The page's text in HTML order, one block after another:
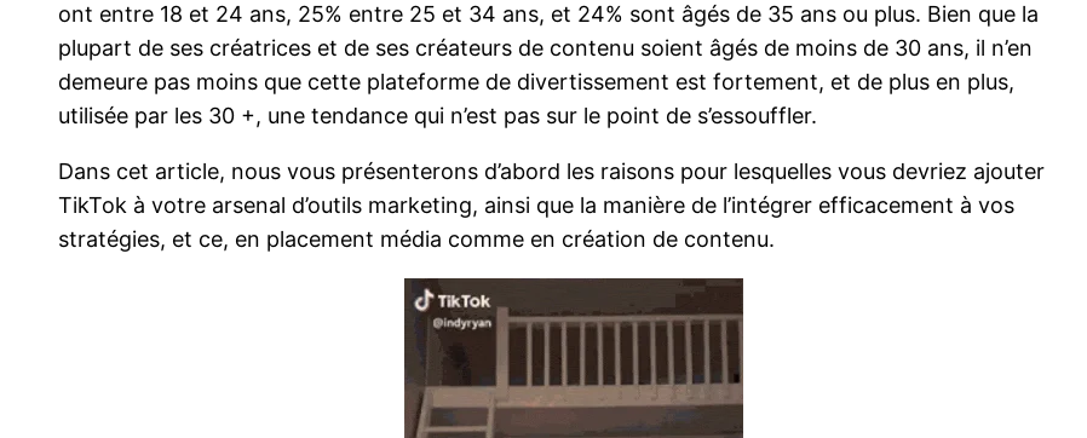
ont entre 18 et 24 ans, 25% entre 25 et 34 ans, et 24% sont âgés de 35 ans ou plus. Bien que la
plupart de ses créatrices et de ses créateurs de contenu soient âgés de moins de 30 ans, il n’en
demeure pas moins que cette plateforme de divertissement est fortement, et de plus en plus,
utilisée par les 30 +, une tendance qui n’est pas sur le point de s’essouffler.
Dans cet article, nous vous présenterons d’abord les raisons pour lesquelles vous devriez ajouter
TikTok à votre arsenal d’outils marketing, ainsi que la manière de l’intégrer efficacement à vos
stratégies, et ce, en placement média comme en création de contenu.